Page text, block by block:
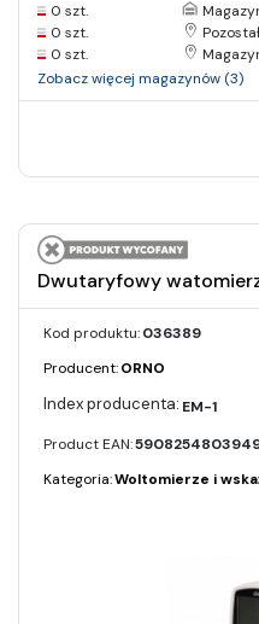
0 szt.
0 szt.
0 szt.
Zobacz więcej magazynów (3)
Dwutaryfowy
Kod produktu:036389
Producent:ORNO
EM-1
Product EAN:
Kategoria:Woltomierze i